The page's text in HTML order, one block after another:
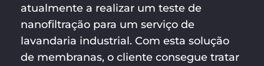
atualmente a realizar um teste de
nanofiltração para um serviço de
lavandaria industrial. Com esta solução
de membranas, o cliente consegue tratar